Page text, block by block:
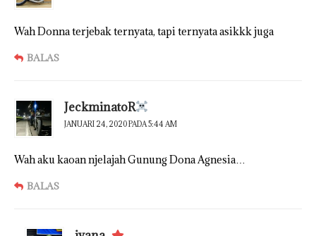
Wah Donna terjebak ternyata, tapi ternyata asikkk juga
BALAS
JeckminatoR
JANUARI 24, 2020 PADA 5:44 AM
Wah aku kaoan njelajah Gunung Dona Agnesia…
BALAS